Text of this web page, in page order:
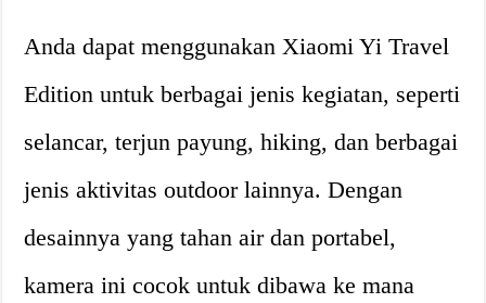
Anda dapat menggunakan Xiaomi Yi Travel
Edition untuk berbagai jenis kegiatan, seperti
selancar, terjun payung, hiking, dan berbagai
jenis aktivitas outdoor lainnya. Dengan
desainnya yang tahan air dan portabel,
kamera ini cocok untuk dibawa ke mana